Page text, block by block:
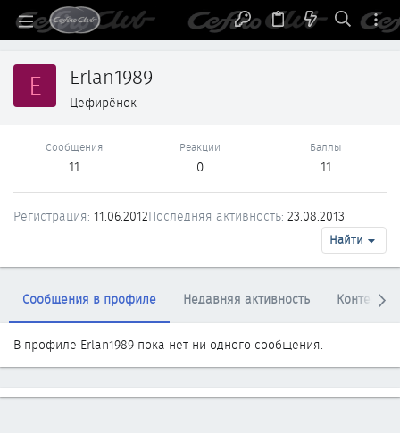
E Erlan1989
Цефирёнок
Сообщения
11
Реакции
0
Баллы
11
Регистрация 11.06.2012Последняя активность 23.08.2013
Найти
Сообщения в профиле Недавняя активность Контент
В профиле Erlan1989 пока нет ни одного сообщения.